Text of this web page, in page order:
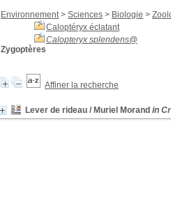
Environnement> Sciences > Biologie >
Caloptéryx éclatant
Calopteryx splendens@
Zygoptères
Affiner la recherche
Lever de rideau / Muriel Morand in